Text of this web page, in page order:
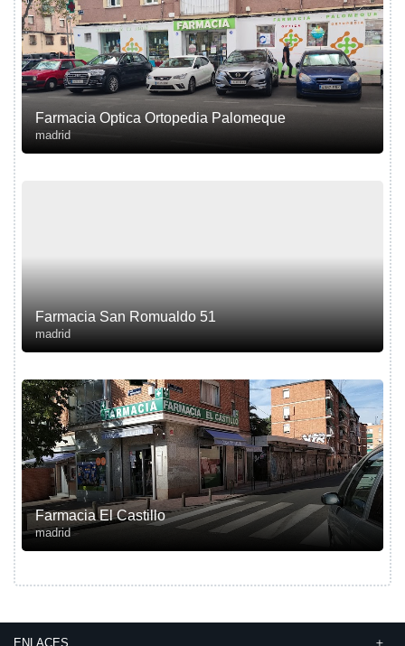
Farmacia Optica Ortopedia Palomeque
madrid
Farmacia San Romualdo 51
madrid
Farmacia El Castillo
madrid
ENLACES